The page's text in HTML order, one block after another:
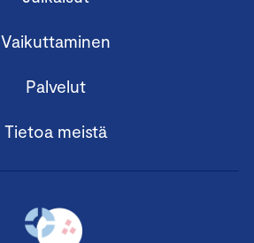
Vaikuttaminen
Palvelut
Tietoa meistä